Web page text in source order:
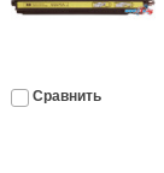
Сравнить